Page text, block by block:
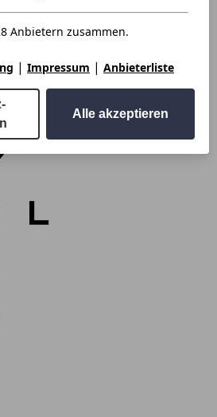
Anbietern zusammen.
| Impressum | Anbieterliste
Alle akzeptieren